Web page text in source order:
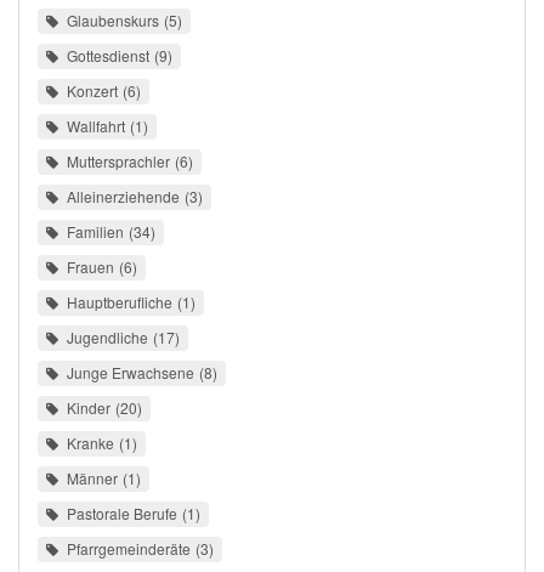
Glaubenskurs 5
Gottesdienst 9
Konzert 6
Wallfahrt 1
Muttersprachler 6
Alleinerziehende 3
Familien 34
Frauen 6
Hauptberufliche 1
Jugendliche 17
Junge Erwachsene 8
Kinder 20
Kranke 1
Männer 1
Pastorale Berufe 1
Pfarrgemeinderäte 3